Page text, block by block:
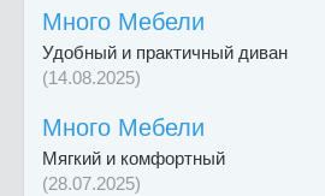
Много Мебели
Удобный и практичный диван
(14.08.2025)
Много Мебели
Мягкий и комфортный
(28.07.2025)